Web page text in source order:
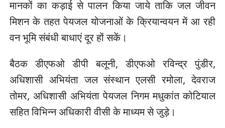
मानकों का कड़ाई से पालन किया जाये ताकि जल जीवन
मिशन के तहत पेयजल योजनाओं के क्रियान्वयन में आ रही
वन भूमि संबंधी बाधाएं दूर हों सकें।
बैठक डीएफओ डीपी बलूनी, डीएफओ रविन्द्र पुंडीर,
अधिशासी अभियंता जल संस्थान एलसी रमोला, देवराज
तोमर, अधिशासी अभियंता पेयजल निगम मधुकांत कोटियाल
सहित विभिन्न अधिकारी वीसी के माध्यम से जुड़े।